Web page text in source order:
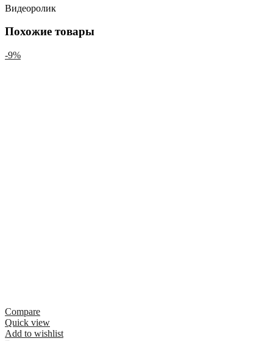
Видеоролик
Похожие товары
-9%
Compare
Quick view
Add to wishlist